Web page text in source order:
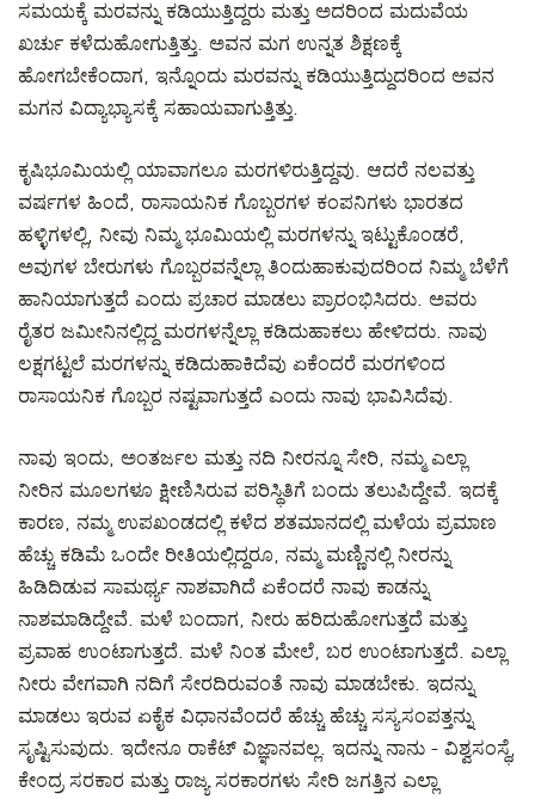
ಸಮಯಕ್ಕೆ ಮರವನ್ನು ಕಡಿಯುತ್ತಿದ್ದರು ಮತ್ತು ಅದರಿಂದ ಮದುವೆಯ
ಖರ್ಚು ಕಳೆದುಹೋಗುತ್ತಿತ್ತು. ಅವನ ಮಗ ಉನ್ನತ ಶಿಕ್ಷಣಕ್ಕೆ
ಹೋಗಬೇಕೆಂದಾಗ, ಇನ್ನೊಂದು ಮರವನ್ನು ಕಡಿಯುತ್ತಿದ್ದುದರಿಂದ ಅವನ
ಮಗನ ವಿದ್ಯಾಭ್ಯಾಸಕ್ಕೆ ಸಹಾಯವಾಗುತ್ತಿತ್ತು.
ಕೃಷಿಭೂಮಿಯಲ್ಲಿ ಯಾವಾಗಲೂ ಮರಗಳಿರುತ್ತಿದ್ದವು. ಆದರೆ ನಲವತ್ತು
ವರ್ಷಗಳ ಹಿಂದೆ, ರಾಸಾಯನಿಕ ಗೊಬ್ಬರಗಳ ಕಂಪನಿಗಳು ಭಾರತದ
ಹಳ್ಳಿಗಳಲ್ಲಿ, ನೀವು ನಿಮ್ಮ ಭೂಮಿಯಲ್ಲಿ ಮರಗಳನ್ನು ಇಟ್ಟುಕೊಂಡರೆ,
ಅವುಗಳ ಬೇರುಗಳು ಗೊಬ್ಬರವನ್ನೆಲ್ಲಾ ತಿಂದುಹಾಕುವುದರಿಂದ ನಿಮ್ಮ ಬೆಳೆಗೆ
ಹಾನಿಯಾಗುತ್ತದೆ ಎಂದು ಪ್ರಚಾರ ಮಾಡಲು ಪ್ರಾರಂಭಿಸಿದರು. ಅವರು
ರೈತರ ಜಮೀನಿನಲ್ಲಿದ್ದ ಮರಗಳನ್ನೆಲ್ಲಾ ಕಡಿದುಹಾಕಲು ಹೇಳಿದರು. ನಾವು
ಲಕ್ಷಗಟ್ಟಲೆ ಮರಗಳನ್ನು ಕಡಿದುಹಾಕಿದೆವು ಏಕೆಂದರೆ ಮರಗಳಿಂದ
ರಾಸಾಯನಿಕ ಗೊಬ್ಬರ ನಷ್ಟವಾಗುತ್ತದೆ ಎಂದು ನಾವು ಭಾವಿಸಿದೆವು.
ನಾವು ಇಂದು, ಅಂತರ್ಜಲ ಮತ್ತು ನದಿ ನೀರನ್ನೂ ಸೇರಿ, ನಮ್ಮ ಎಲ್ಲಾ
ನೀರಿನ ಮೂಲಗಳೂ ಕ್ಷೀಣಿಸಿರುವ ಪರಿಸ್ಥಿತಿಗೆ ಬಂದು ತಲುಪಿದ್ದೇವೆ. ಇದಕ್ಕೆ
ಕಾರಣ, ನಮ್ಮ ಉಪಖಂಡದಲ್ಲಿ ಕಳೆದ ಶತಮಾನದಲ್ಲಿ ಮಳೆಯ ಪ್ರಮಾಣ
ಹೆಚ್ಚು ಕಡಿಮೆ ಒಂದೇ ರೀತಿಯಲ್ಲಿದ್ದರೂ, ನಮ್ಮ ಮಣ್ಣಿನಲ್ಲಿ ನೀರನ್ನು
ಹಿಡಿದಿಡುವ ಸಾಮರ್ಥ್ಯ ನಾಶವಾಗಿದೆ ಏಕೆಂದರೆ ನಾವು ಕಾಡನ್ನು
ನಾಶಮಾಡಿದ್ದೇವೆ. ಮಳೆ ಬಂದಾಗ, ನೀರು ಹರಿದುಹೋಗುತ್ತದೆ ಮತ್ತು
ಪ್ರವಾಹ ಉಂಟಾಗುತ್ತದೆ. ಮಳೆ ನಿಂತ ಮೇಲೆ, ಬರ ಉಂಟಾಗುತ್ತದೆ. ಎಲ್ಲಾ
ನೀರು ವೇಗವಾಗಿ ನದಿಗೆ ಸೇರದಿರುವಂತೆ ನಾವು ಮಾಡಬೇಕು. ಇದನ್ನು
ಮಾಡಲು ಇರುವ ಏಕೈಕ ವಿಧಾನವೆಂದರೆ ಹೆಚ್ಚು ಹೆಚ್ಚು ಸಸ್ಯಸಂಪತ್ತನ್ನು
ಸೃಷ್ಟಿಸುವುದು. ಇದೇನೂ ರಾಕೆಟ್ ವಿಜ್ಞಾನವಲ್ಲ. ಇದನ್ನು ನಾನು - ವಿಶ್ವಸಂಸ್ಥೆ,
ಕೇಂದ್ರ ಸರಕಾರ ಮತ್ತು ರಾಜ್ಯ ಸರಕಾರಗಳು ಸೇರಿ ಜಗತ್ತಿನ ಎಲ್ಲಾ